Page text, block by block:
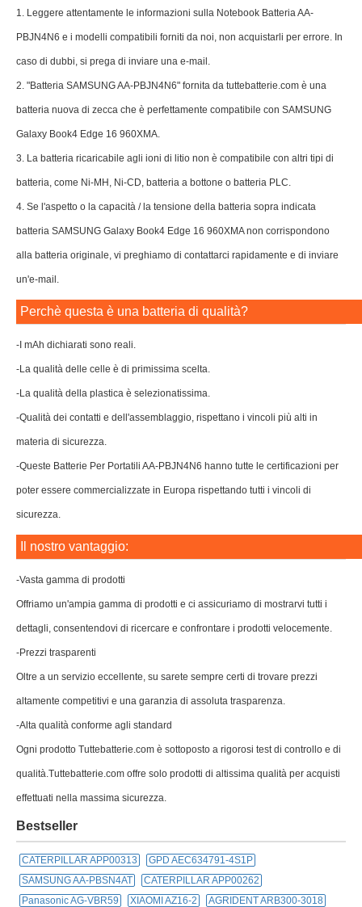
1. Leggere attentamente le informazioni sulla Notebook Batteria AA-
PBJN4N6 e i modelli compatibili forniti da noi, non acquistarli per errore. In
caso di dubbi, si prega di inviare una e-mail.
2. "Batteria SAMSUNG AA-PBJN4N6" fornita da tuttebatterie.com è una
batteria nuova di zecca che è perfettamente compatibile con SAMSUNG
Galaxy Book4 Edge 16 960XMA.
3. La batteria ricaricabile agli ioni di litio non è compatibile con altri tipi di
batteria, come Ni-MH, Ni-CD, batteria a bottone o batteria PLC.
4. Se l'aspetto o la capacità / la tensione della batteria sopra indicata
batteria SAMSUNG Galaxy Book4 Edge 16 960XMA non corrispondono
alla batteria originale, vi preghiamo di contattarci rapidamente e di inviare
un'e-mail.
Perchè questa è una batteria di qualità?
-I mAh dichiarati sono reali.
-La qualità delle celle è di primissima scelta.
-La qualità della plastica è selezionatissima.
-Qualità dei contatti e dell'assemblaggio, rispettano i vincoli più alti in
materia di sicurezza.
-Queste Batterie Per Portatili AA-PBJN4N6 hanno tutte le certificazioni per
poter essere commercializzate in Europa rispettando tutti i vincoli di
sicurezza.
Il nostro vantaggio:
-Vasta gamma di prodotti
Offriamo un'ampia gamma di prodotti e ci assicuriamo di mostrarvi tutti i
dettagli, consentendovi di ricercare e confrontare i prodotti velocemente.
-Prezzi trasparenti
Oltre a un servizio eccellente, su sarete sempre certi di trovare prezzi
altamente competitivi e una garanzia di assoluta trasparenza.
-Alta qualità conforme agli standard
Ogni prodotto Tuttebatterie.com è sottoposto a rigorosi test di controllo e di
qualità.Tuttebatterie.com offre solo prodotti di altissima qualità per acquisti
effettuati nella massima sicurezza.
Bestseller
CATERPILLAR APP00313
GPD AEC634791-4S1P
SAMSUNG AA-PBSN4AT
CATERPILLAR APP00262
Panasonic AG-VBR59
XIAOMI AZ16-2
AGRIDENT ARB300-3018